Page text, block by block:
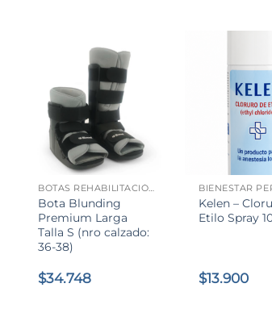
BOTAS REHABILITACIÓN
Bota Blunding
Premium Larga
Talla S (nro calzado:
36-38)
$34.748
BIENESTAR
Kelen –
Etilo Spray
$13.900